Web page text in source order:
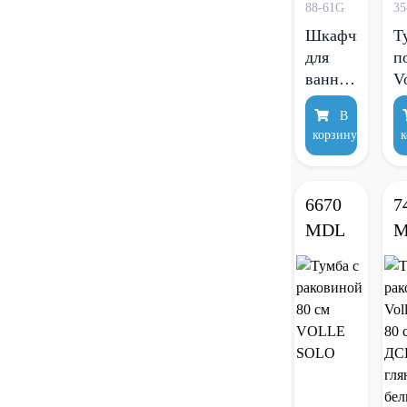
88-61G
Шкафчик
для
ванной
Volle
Teo 65
см
раковиной
серый
В
корзину
6670
MDL